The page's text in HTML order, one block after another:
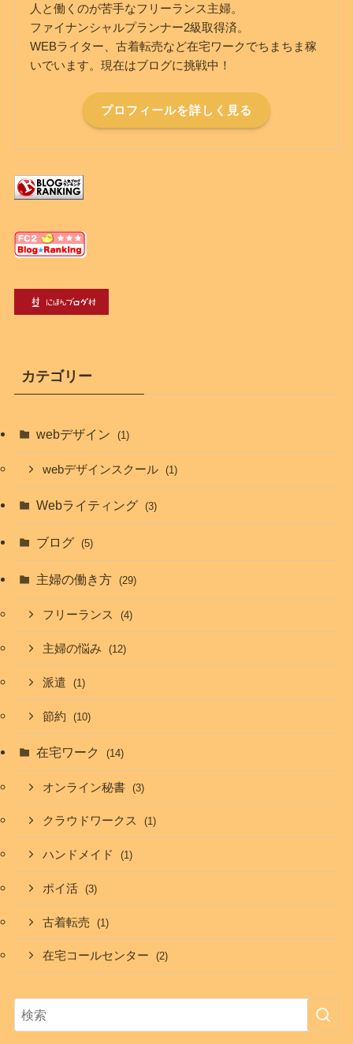
人と働くのが苦手なフリーランス主婦。
ファイナンシャルプランナー2級取得済。
WEBライター、古着転売など在宅ワークでちまちま稼
いでいます。現在はブログに挑戦中！
プロフィールを詳しく見る
カテゴリー
webデザイン (1)
webデザインスクール (1)
Webライティング (3)
ブログ (5)
主婦の働き方 (29)
フリーランス (4)
主婦の悩み (12)
派遣 (1)
節約 (10)
在宅ワーク (14)
オンライン秘書 (3)
クラウドワークス (1)
ハンドメイド (1)
ポイ活 (3)
古着転売 (1)
在宅コールセンター (2)